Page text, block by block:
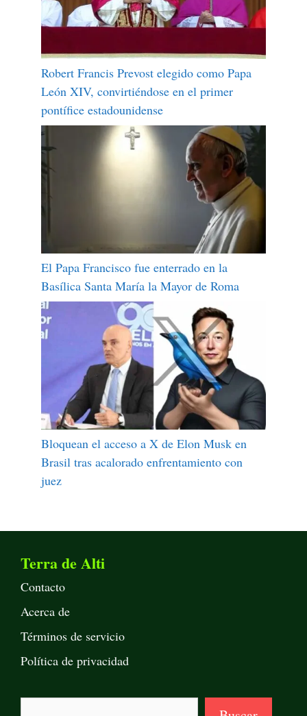
Robert Francis Prevost elegido como Papa
León XIV, convirtiéndose en el primer
pontífice estadounidense
El Papa Francisco fue enterrado en la
Basílica Santa María la Mayor de Roma
Bloquean el acceso a X de Elon Musk en
Brasil tras acalorado enfrentamiento con
juez
Terra de Alti
Contacto
Acerca de
Términos de servicio
Política de privacidad